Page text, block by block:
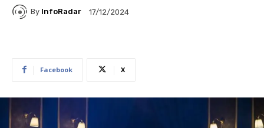
By InfoRadar 17/12/2024
Facebook X